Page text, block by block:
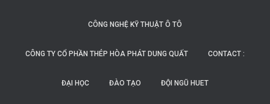
CÔNG NGHỆ KỸ THUẬT Ô TÔ
CÔNG TY CỔ PHẦN THÉP HÒA PHÁT DUNG QUẤT CONTACT :
ĐẠI HỌC ĐÀO TẠO ĐỘI NGŨ HUET